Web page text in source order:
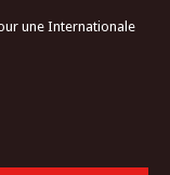
une Internationale